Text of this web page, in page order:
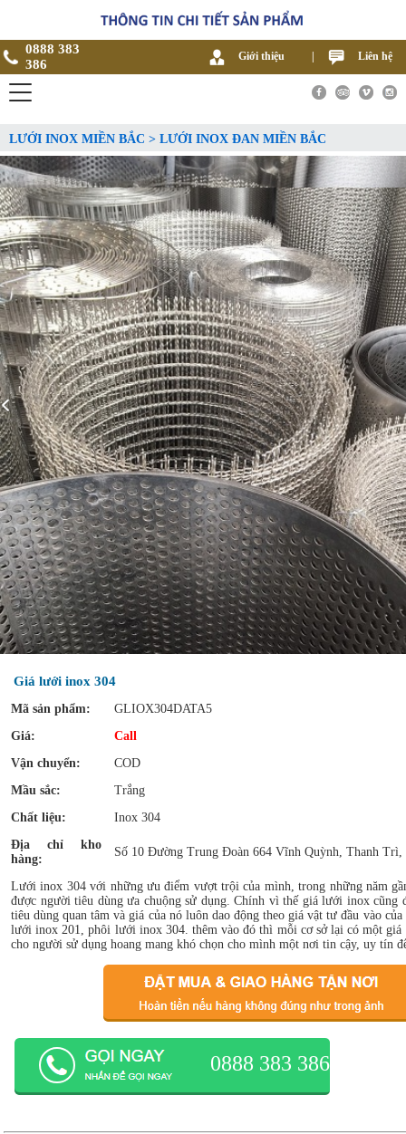
0888 383
386
Giới thiệu Liên hệ
LƯỚI INOX MIỀN BẮC > LƯỚI INOX ĐAN MIỀN BẮC
Giá lưới inox 304
Mã sản phẩm:
GLIOX304DATA5
Giá:
Call
Vận chuyển:
COD
Mầu sắc:
Trắng
Chất liệu:
Inox 304
Địa chỉ kho
hàng:
Số 10 Đường Trung Đoàn 664 Vĩnh Quỳnh, Thanh Trì,
Lưới inox 304 với những ưu điểm vượt trội của mình, trong những năm
được người tiêu dùng ưa chuộng sử dụng. Chính vì thế giá lưới inox cũng
tiêu dùng quan tâm và giá của nó luôn dao động theo giá vật tư đầu vào
lưới inox 201, phôi lưới inox 304. thêm vào đó thì mỗi cơ sở lại có một giá
cho người sử dụng hoang mang khó chọn cho mình một nơi tin cậy, uy tín
0888 383 386